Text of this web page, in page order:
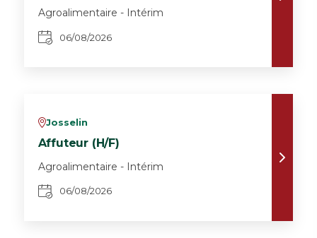
Agroalimentaire - Intérim
06/08/2026
vJosselin
Affuteur (H/F)
Agroalimentaire - Intérim
06/08/2026